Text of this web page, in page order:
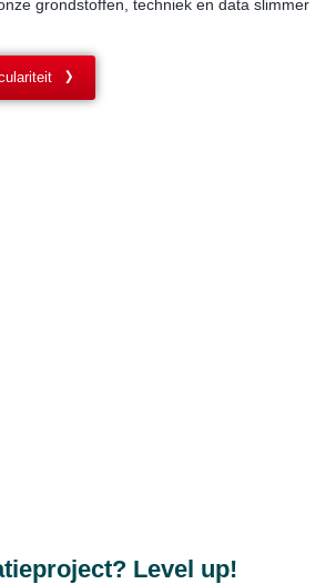
grondstoffen, techniek en data slimmer
Level up!